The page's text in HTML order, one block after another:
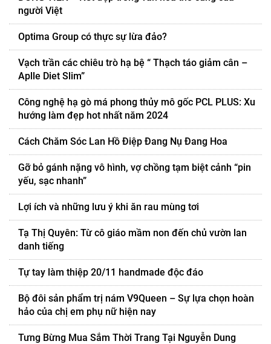
người Việt
Optima Group có thực sự lừa đảo?
Vạch trần các chiêu trò hạ bệ “ Thạch táo giảm cân –
Aplle Diet Slim”
Công nghệ hạ gò má phong thủy mô gốc PCL PLUS: Xu
hướng làm đẹp hot nhất năm 2024
Cách Chăm Sóc Lan Hồ Điệp Đang Nụ Đang Hoa
Gỡ bỏ gánh nặng vô hình, vợ chồng tạm biệt cảnh “pin
yếu, sạc nhanh”
Lợi ích và những lưu ý khi ăn rau mùng tơi
Tạ Thị Quyên: Từ cô giáo mầm non đến chủ vườn lan
danh tiếng
Tự tay làm thiệp 20/11 handmade độc đáo
Bộ đôi sản phẩm trị nám V9Queen – Sự lựa chọn hoàn
hảo của chị em phụ nữ hiện nay
Tưng Bừng Mua Sắm Thời Trang Tại Nguyễn Dung